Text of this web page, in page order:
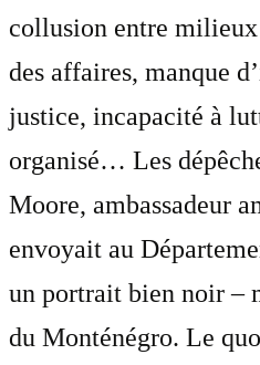
collusion entre
des affaires, manque
justice, incapacité à
organisé… Les
Moore, ambassadeur
envoyait au
un portrait bien noir –
du Monténégro. Le